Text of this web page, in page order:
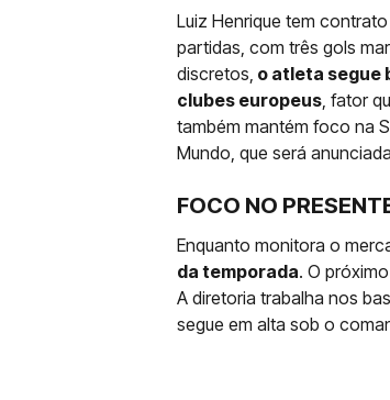
Luiz Henrique tem
partidas, com três gols
discretos, o atleta segue
clubes europeus, fator
também mantém foco na
Mundo, que será
FOCO NO
Enquanto monitora o
da temporada. O
A diretoria trabalha nos
segue em alta sob o